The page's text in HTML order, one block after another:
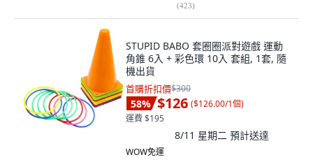
(423)
STUPID BABO 套圈圈派對遊戲 運動
角錐 6入 + 彩色環 10入 套組, 1套, 隨
機出貨
首購折扣價$300
58% $126 ($126.00/1個)
運費 $195
8/11 星期二 預計送達
WOW免運